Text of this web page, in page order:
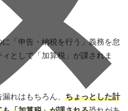
「申告・納税を行う」義務を怠
として「加算税」が課されま
れはもちろん、 ちょっとした計